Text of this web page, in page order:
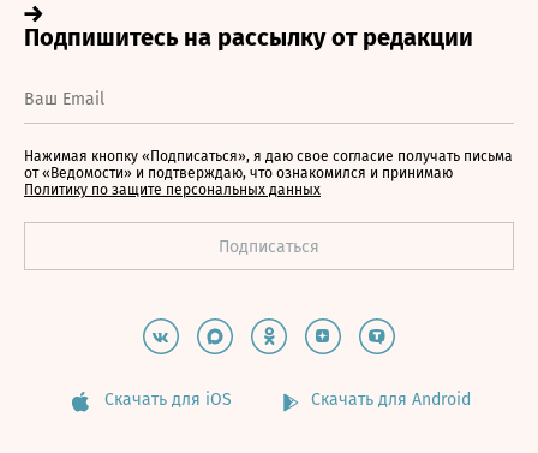
Нажимая кнопку «Подписаться», я даю свое согласие получать письма
от «Ведомости» и подтверждаю, что ознакомился и принимаю
Политику по защите персональных данных
Скачать для iOS Скачать для Android